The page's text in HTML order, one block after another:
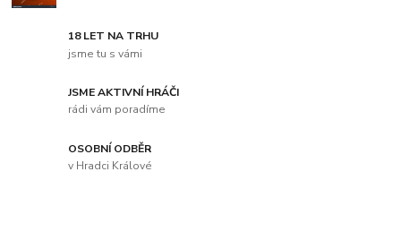
18 LET NA TRHU
jsme tu s vámi
JSME AKTIVNÍ HRÁČI
rádi vám poradíme
OSOBNÍ ODBĚR
v Hradci Králové